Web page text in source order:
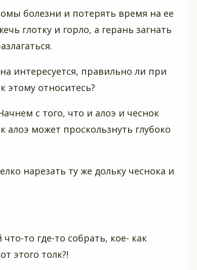
болезни и потерять время на ее
глотку и горло, а герань загнать
интересуется, правильно ли при
этому относитесь?
с того, что и алоэ и чеснок
алоэ может проскользнуть глубоко
нарезать ту же дольку чеснока и
то где-то собрать, кое- как
этого толк?!